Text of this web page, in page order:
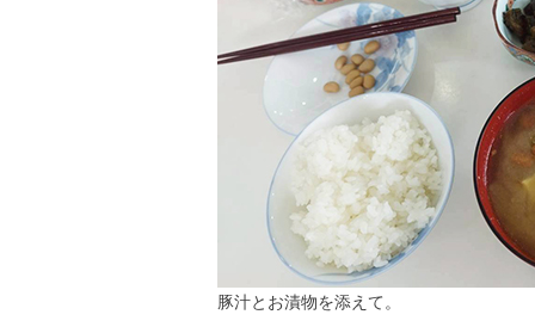
豚汁とお漬物を添えて。